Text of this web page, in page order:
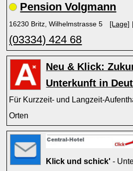
Pension Volgmann
16230 Britz, Wilhelmstrasse 5 [Lage]
(03334) 424 68
Neu & Klick:
Unterkunft in
Für Kurzzeit- und Langzeit-
Orten
Klick und schick' -